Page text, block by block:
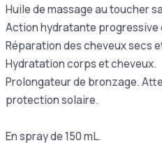
Huile de massage au toucher
Action hydratante progressive
Réparation des cheveux secs
Hydratation corps et cheveux.
Prolongateur de bronzage.
protection solaire.
En spray de 150 mL.